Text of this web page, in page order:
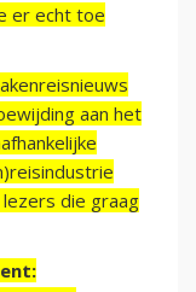
er echt toe
aan het
die graag